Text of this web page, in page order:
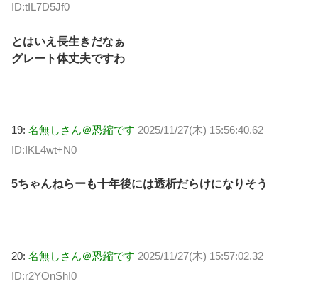
ID:tIL7D5Jf0
とはいえ長生きだなぁ
グレート体丈夫ですわ
19: 名無しさん＠恐縮です 2025/11/27(木) 15:56:40.62
ID:IKL4wt+N0
5ちゃんねらーも十年後には透析だらけになりそう
20: 名無しさん＠恐縮です 2025/11/27(木) 15:57:02.32
ID:r2YOnShI0